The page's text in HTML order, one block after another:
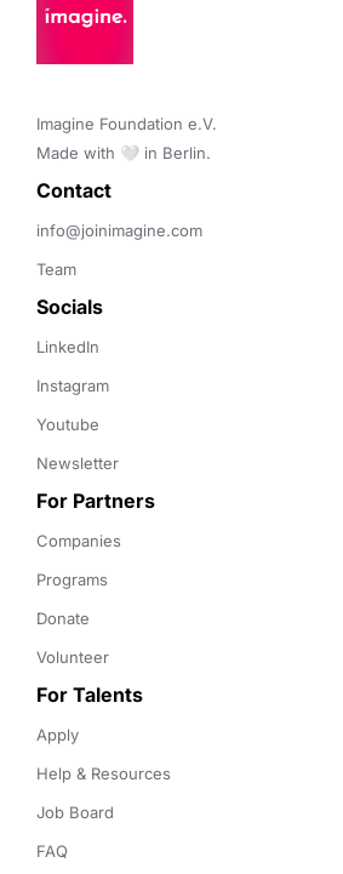
Imagine Foundation e.V.
Made with 🤍 in Berlin.
Contact
info@joinimagine.com
Team
Socials
LinkedIn
Instagram
Youtube
Newsletter
For Partners
Companies
Programs
Donate
Volunteer
For Talents
Apply
Help & Resources
Job Board
FAQ